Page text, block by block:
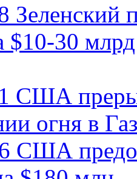
Зеленский
$10-30
США
огня в
США